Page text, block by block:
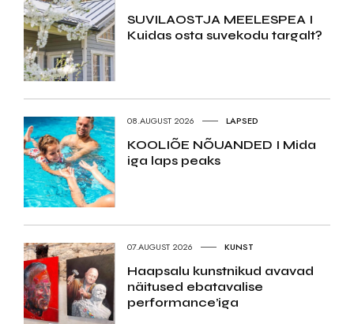
SUVILAOSTJA MEELESPEA I
Kuidas osta suvekodu targalt?
08.AUGUST 2026 LAPSED
KOOLIÕE NÕUANDED I Mida
iga laps peaks
07.AUGUST 2026 KUNST
Haapsalu kunstnikud avavad
näitused ebatavalise
performance’iga